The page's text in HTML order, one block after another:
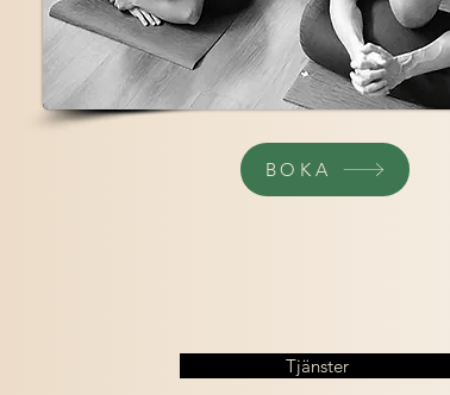
BOKA
Tjänster